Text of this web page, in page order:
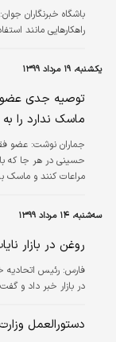
باشگاه خبرنگاران جوان:
راهکارهایی مانند
یکشنبه، ۱۹ مرداد ۱۳۹۹
توصیه جدی عضو
ماسک ندارد را
جماران نوشت: عضو
حسینی در هر جا که
مراعات کنند و ماسک
سه‌شنبه، ۱۴ مرداد ۱۳۹۹
روغن در بازار نایاب شد/
فارس: رئیس اتحادیه
در بازار خبر داد و
دستورالعمل